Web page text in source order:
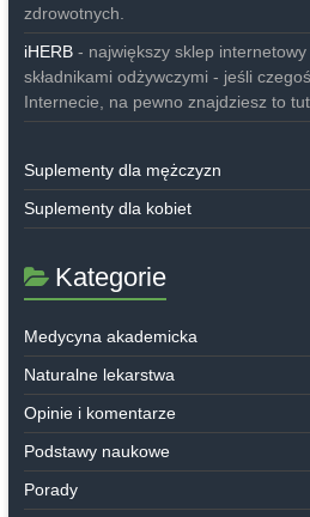
zdrowotnych.
iHERB- największy sklep internetowy
składnikami odżywczymi - jeśli
Internecie, na pewno znajdziesz to
Suplementy dla mężczyzn
Suplementy dla kobiet
Kategorie
Medycyna akademicka
Naturalne lekarstwa
Opinie i komentarze
Podstawy naukowe
Porady